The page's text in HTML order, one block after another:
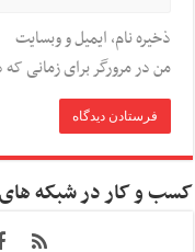
ذخیره نام، ایمیل و وبسایت
من در مرورگر برای زمانی
کسب و کار در شبکه